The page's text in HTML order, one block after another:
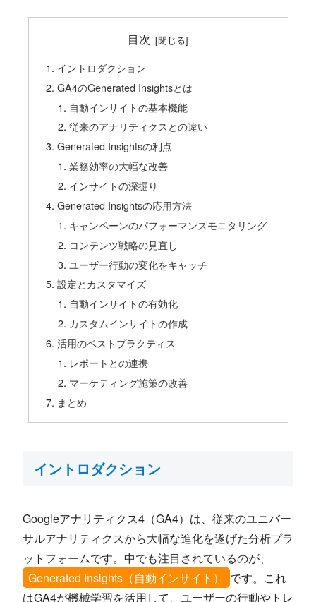
目次
イントロダクション
GA4のGenerated Insightsとは
自動インサイトの基本機能
従来のアナリティクスとの違い
Generated Insightsの利点
業務効率の大幅な改善
インサイトの深掘り
Generated Insightsの応用方法
キャンペーンのパフォーマンスモニタリング
コンテンツ戦略の見直し
ユーザー行動の変化をキャッチ
設定とカスタマイズ
自動インサイトの有効化
カスタムインサイトの作成
活用のベストプラクティス
レポートとの連携
マーケティング施策の改善
まとめ
イントロダクション
Googleアナリティクス4（GA4）は、従来のユニバー
サルアナリティクスから大幅な進化を遂げた分析プラ
ットフォームです。中でも注目されているのが、
Generated Insights（自動インサイト）
です。これ
はGA4が機械学習を活用して、ユーザーの行動やトレ